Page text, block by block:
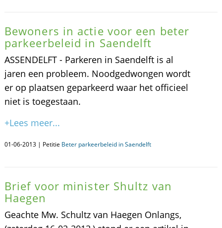
Bewoners in actie voor een beter
parkeerbeleid in Saendelft
ASSENDELFT - Parkeren in Saendelft is al
jaren een probleem. Noodgedwongen wordt
er op plaatsen geparkeerd waar het officieel
niet is toegestaan.
+Lees meer...
01-06-2013 | Petitie Beter parkeerbeleid in Saendelft
Brief voor minister Shultz van
Haegen
Geachte Mw. Schultz van Haegen Onlangs,